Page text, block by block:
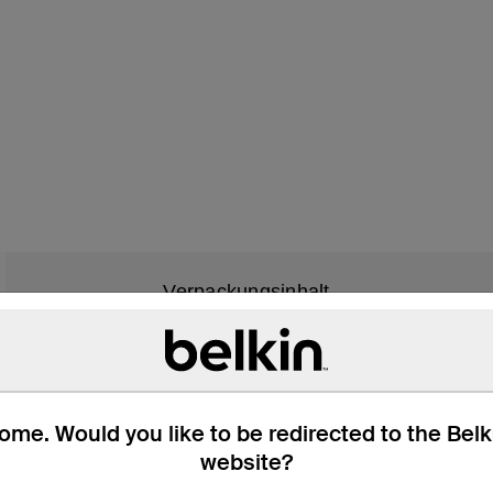
Would you like to be redirected to the
website?
Verpackungsinhalt
sicheren Halt